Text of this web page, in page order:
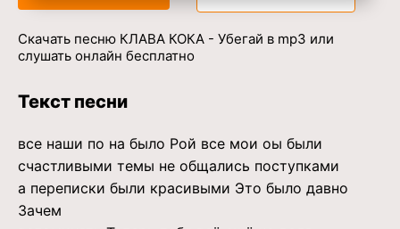
Скачать песню КЛАВА КОКА - Убегай в mp3 или
слушать онлайн бесплатно
Текст песни
все наши по на было Рой все мои оы были
счастливыми темы не общались поступками
а переписки были красивыми Это было давно
Зачем